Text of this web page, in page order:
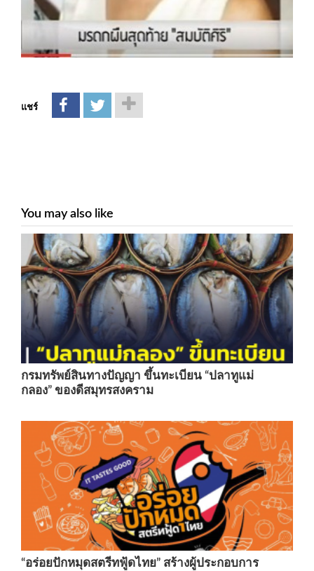
แชร์
You may also like
กรมทรัพย์สินทางปัญญา ขึ้นทะเบียน “ปลาทูแม่
กลอง” ของดีสมุทรสงคราม
“อร่อยปักหมุดสตรีทฟู้ดไทย” สร้างผู้ประกอบการ